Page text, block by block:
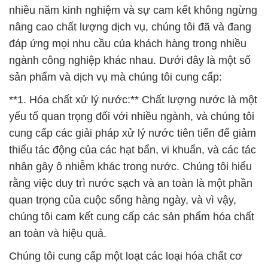
nhiều năm kinh nghiệm và sự cam kết không ngừng
nâng cao chất lượng dịch vụ, chúng tôi đã và đang
đáp ứng mọi nhu cầu của khách hàng trong nhiều
ngành công nghiệp khác nhau. Dưới đây là một số
sản phẩm và dịch vụ mà chúng tôi cung cấp:
**1. Hóa chất xử lý nước:** Chất lượng nước là một
yếu tố quan trọng đối với nhiều ngành, và chúng tôi
cung cấp các giải pháp xử lý nước tiên tiến để giảm
thiểu tác động của các hạt bẩn, vi khuẩn, và các tác
nhân gây ô nhiễm khác trong nước. Chúng tôi hiểu
rằng việc duy trì nước sạch và an toàn là một phần
quan trọng của cuộc sống hàng ngày, và vì vậy,
chúng tôi cam kết cung cấp các sản phẩm hóa chất
an toàn và hiệu quả.
Chúng tôi cung cấp một loạt các loại hóa chất cơ